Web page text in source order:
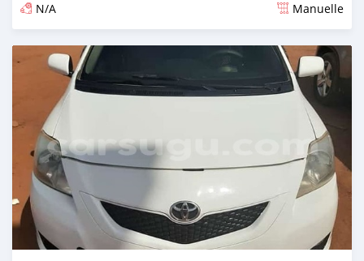
N/A Manuelle
Publié il y a presque 6 ans